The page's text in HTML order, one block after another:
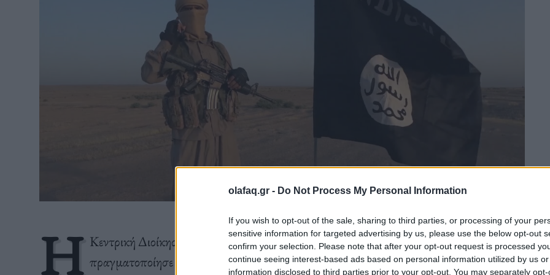
olafaq.gr - Do Not Process My Personal Information
If you wish to opt-out of the sale, sharing to third parties, or processing of your
sensitive information for targeted advertising by us, please use the below opt-out
confirm your selection. Please note that after your opt-out request is processed
continue seeing interest-based ads based on personal information utilized by us
information disclosed to third parties prior to your opt-out. You may separately
Η Κεντρική Διοίκηση των ΗΠΑ (USCENTCOM) ανακοίνωσε σήμερα ότι
πραγματοποίησε πλήγμα στις 7 Ιουλίου, το οποίο σκότωσε τον Ουσάμα αλ –Μουχαζίρ,